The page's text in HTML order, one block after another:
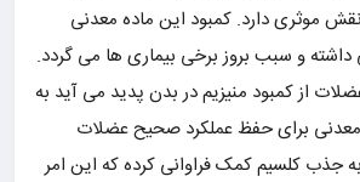
موثری دارد. کمبود این ماده معدنی
و سبب بروز برخی بیماری ها می گردد.
از کمبود منیزیم در بدن پدید می آید به
برای حفظ عملکرد صحیح عضلات
جذب کلسیم کمک فراوانی کرده که این امر